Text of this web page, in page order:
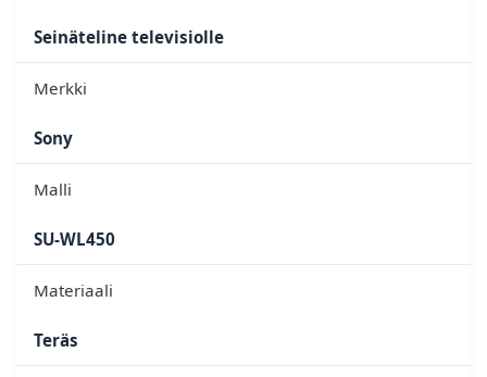
Seinäteline televisiolle
Merkki
Sony
Malli
SU-WL450
Materiaali
Teräs